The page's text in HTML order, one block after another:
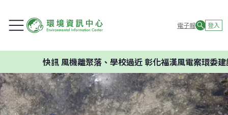
電子報 登入
風機離聚落、學校過近 彰化福漢風電案環委建議不應開發